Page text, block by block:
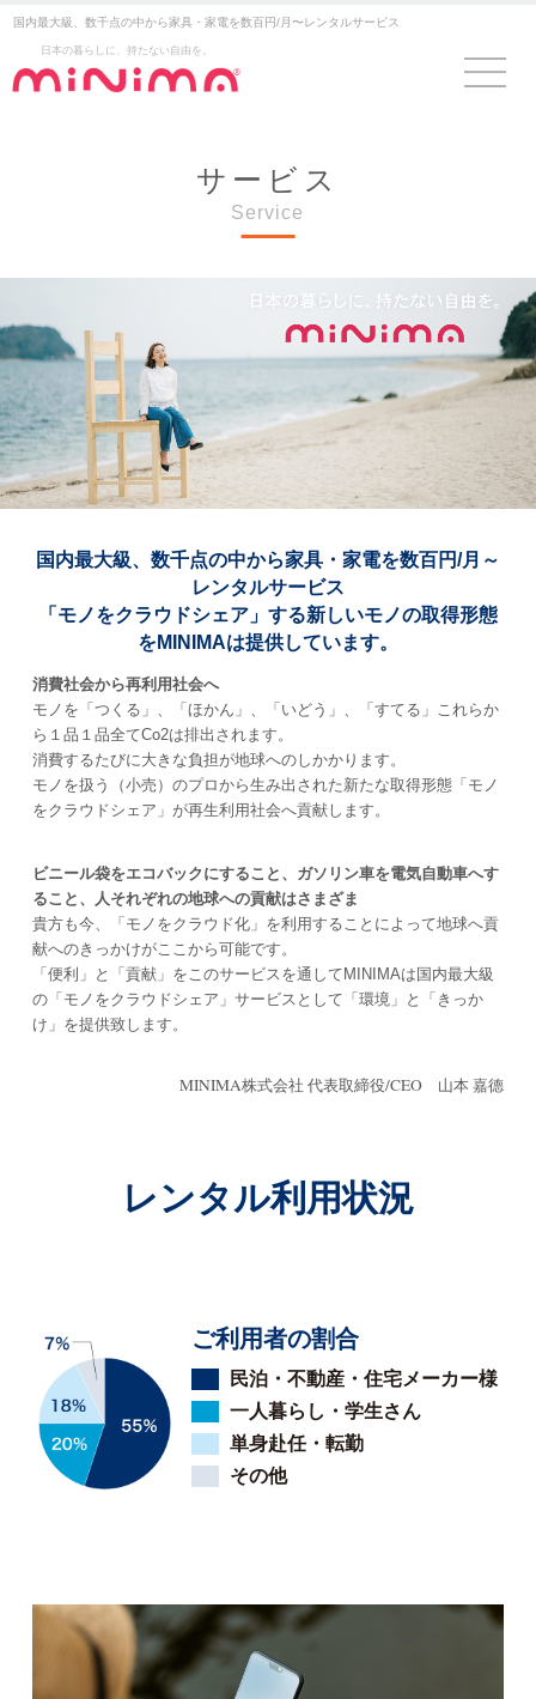
国内最大級、数千点の中から家具・家電を数百円/月〜レンタルサービス
日本の暮らしに、持たない自由を。
サービス
Service
国内最大級、数千点の中から家具・家電を数百円/月～
レンタルサービス
「モノをクラウドシェア」する新しいモノの取得形態
をMINIMAは提供しています。
消費社会から再利用社会へ
モノを「つくる」、「ほかん」、「いどう」、「すてる」これらか
ら１品１品全てCo2は排出されます。
消費するたびに大きな負担が地球へのしかかります。
モノを扱う（小売）のプロから生み出された新たな取得形態「モノ
をクラウドシェア」が再生利用社会へ貢献します。
ビニール袋をエコバックにすること、ガソリン車を電気自動車へす
ること、人それぞれの地球への貢献はさまざま
貴方も今、「モノをクラウド化」を利用することによって地球へ貢
献へのきっかけがここから可能です。
「便利」と「貢献」をこのサービスを通してMINIMAは国内最大級
の「モノをクラウドシェア」サービスとして「環境」と「きっか
け」を提供致します。
MINIMA株式会社 代表取締役/CEO 山本 嘉德
レンタル利用状況
ご利用者の割合
民泊・不動産・住宅メーカー様
一人暮らし・学生さん
単身赴任・転勤
その他